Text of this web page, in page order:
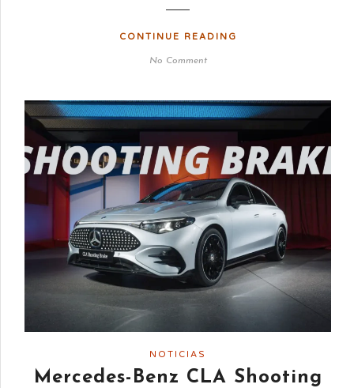
CONTINUE READING
No Comment
NOTICIAS
Mercedes-Benz CLA Shooting